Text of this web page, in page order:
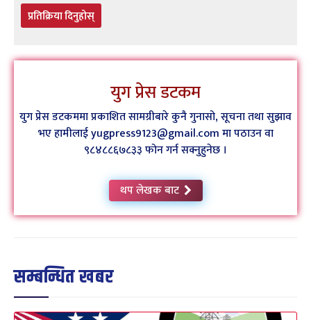
प्रतिक्रिया दिनुहोस्
युग प्रेस डटकम
युग प्रेस डटकममा प्रकाशित सामग्रीबारे कुनै गुनासो, सूचना तथा सुझाव
भए हामीलाई yugpress9123@gmail.com मा पठाउन वा
९८४८८६७८३३ फोन गर्न सक्नुहुनेछ ।
थप लेखक बाट
सम्बन्धित खबर